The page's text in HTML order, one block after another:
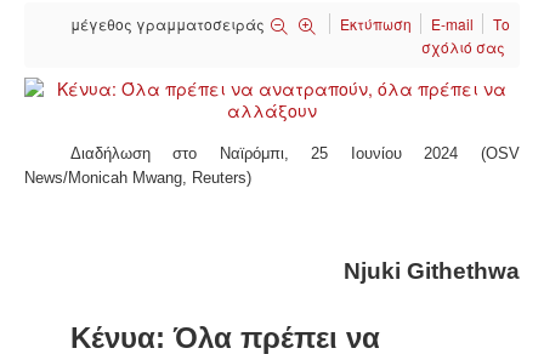
ΑΝΑΛΎΣΕΙΣ
ΟΙΚΟΝΟΜΊΑ
μέγεθος γραμματοσειράς Εκτύπωση E-mail
Το
σχόλιό σας
Διαδήλωση στο Ναϊρόμπι, 25 Ιουνίου 2024 (OSV
News/Monicah Mwang, Reuters)
Njuki Githethwa
Κένυα: Όλα πρέπει να